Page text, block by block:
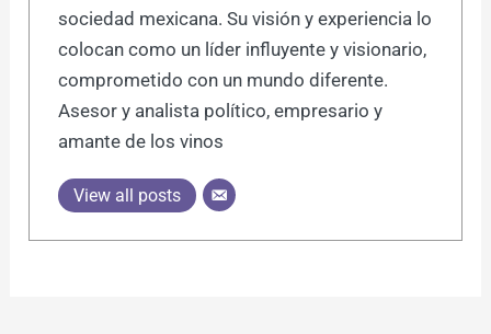
sociedad mexicana. Su visión y experiencia lo
colocan como un líder influyente y visionario,
comprometido con un mundo diferente.
Asesor y analista político, empresario y
amante de los vinos
View all posts